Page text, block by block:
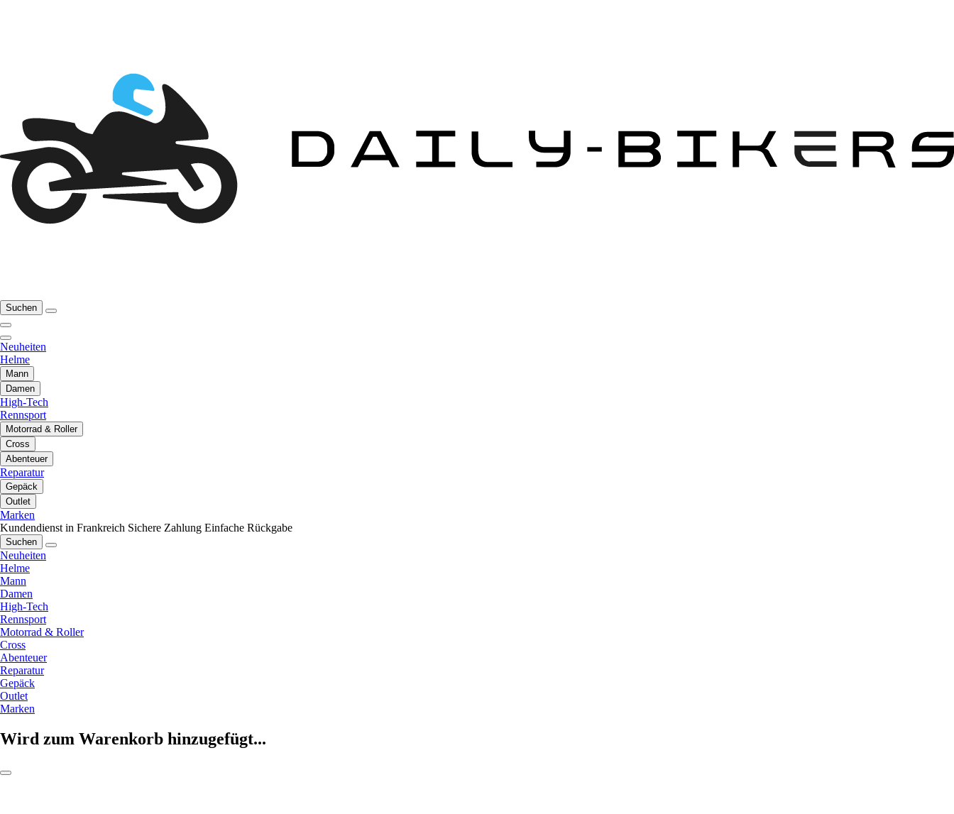
Suchen
Neuheiten
Helme
Mann
Damen
High-Tech
Rennsport
Motorrad & Roller
Cross
Abenteuer
Reparatur
Gepäck
Outlet
Marken
Kundendienst in Frankreich Sichere Zahlung Einfache Rückgabe
Suchen
Neuheiten
Helme
Mann
Damen
High-Tech
Rennsport
Motorrad & Roller
Cross
Abenteuer
Reparatur
Gepäck
Outlet
Marken
Wird zum Warenkorb hinzugefügt...